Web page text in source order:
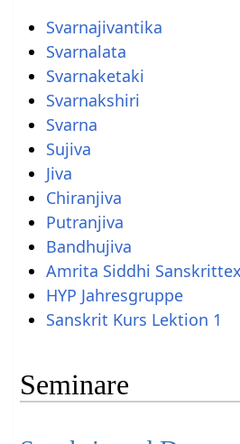
Svarnajivantika
Svarnalata
Svarnaketaki
Svarnakshiri
Svarna
Sujiva
Jiva
Chiranjiva
Putranjiva
Bandhujiva
Amrita Siddhi
HYP Jahresgruppe
Sanskrit Kurs Lektion 1
Seminare